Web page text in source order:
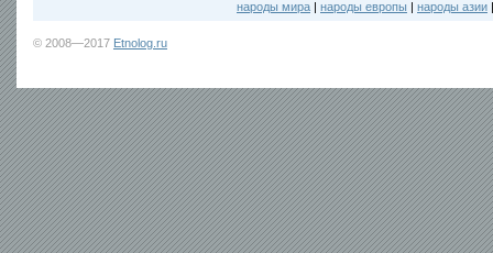
народы мира | народы европы | народы азии
© 2008—2017 Etnolog.ru